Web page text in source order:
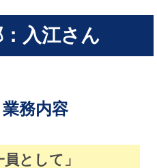
入江さん
務内容
として」